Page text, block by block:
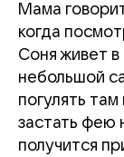
Мама
когда
Соня живет в
небольшой
погулять
застать фею
получится